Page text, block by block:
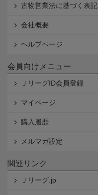
古物営業法に基づく表記
会社概要
ヘルプページ
会員向けメニュー
ＪリーグID会員登録
マイページ
購入履歴
メルマガ設定
関連リンク
Ｊリーグ.jp